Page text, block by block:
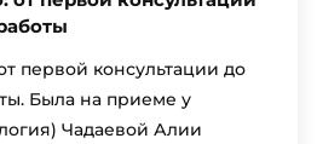
первой консультации до
Была на приеме у
Чадаевой Алии